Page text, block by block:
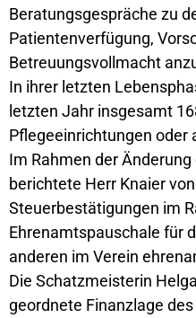
Beratungsgespräche zu
Patientenverfügung,
Betreuungsvollmacht
In ihrer letzten
letzten Jahr insgesamt
Pflegeeinrichtungen oder
Im Rahmen der
berichtete Herr Knaier
Steuerbestätigungen im
Ehrenamtspauschale für
anderen im Verein
Die Schatzmeisterin
geordnete Finanzlage